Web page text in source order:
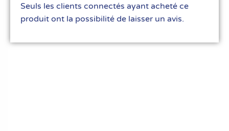
Seuls les clients connectés ayant acheté ce
produit ont la possibilité de laisser un avis.